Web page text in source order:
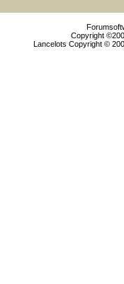
Copyright
Lancelots Copyright ©